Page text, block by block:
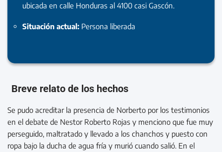
ubicada en calle Honduras al 4100 casi Gascón.
Situación actual: Persona liberada
Breve relato de los hechos
Se pudo acreditar la presencia de Norberto por los testimonios
en el debate de Nestor Roberto Rojas y menciono que fue muy
perseguido, maltratado y llevado a los chanchos y puesto con
ropa bajo la ducha de agua fría y murió cuando salió. En el